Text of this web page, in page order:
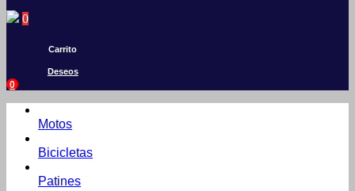
0
Carrito
Deseos
0
Motos
Bicicletas
Patines